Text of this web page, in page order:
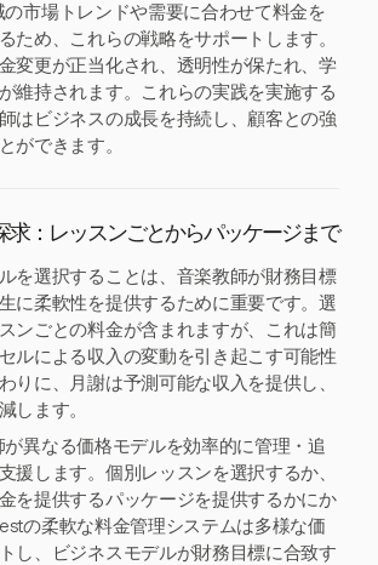
の市場トレンドや需要に合わせて料金を
ため、これらの戦略をサポートします。
変更が正当化され、透明性が保たれ、学
維持されます。これらの実践を実施する
はビジネスの成長を持続し、顧客との強
ができます。
求：レッスンごとからパッケージまで
を選択することは、音楽教師が財務目標
に柔軟性を提供するために重要です。選
ンごとの料金が含まれますが、これは簡
ルによる収入の変動を引き起こす可能性
りに、月謝は予測可能な収入を提供し、
します。
異なる価格モデルを効率的に管理・追
援します。個別レッスンを選択するか、
を提供するパッケージを提供するかにか
の柔軟な料金管理システムは多様な価
し、ビジネスモデルが財務目標に合致す